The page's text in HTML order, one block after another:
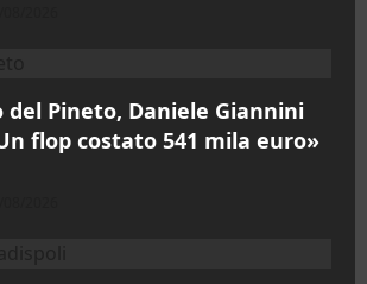
del Pineto, Daniele Giannini
flop costato 541 mila euro»